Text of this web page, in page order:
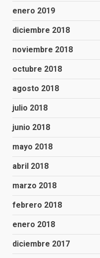
enero 2019
diciembre 2018
noviembre 2018
octubre 2018
agosto 2018
julio 2018
junio 2018
mayo 2018
abril 2018
marzo 2018
febrero 2018
enero 2018
diciembre 2017